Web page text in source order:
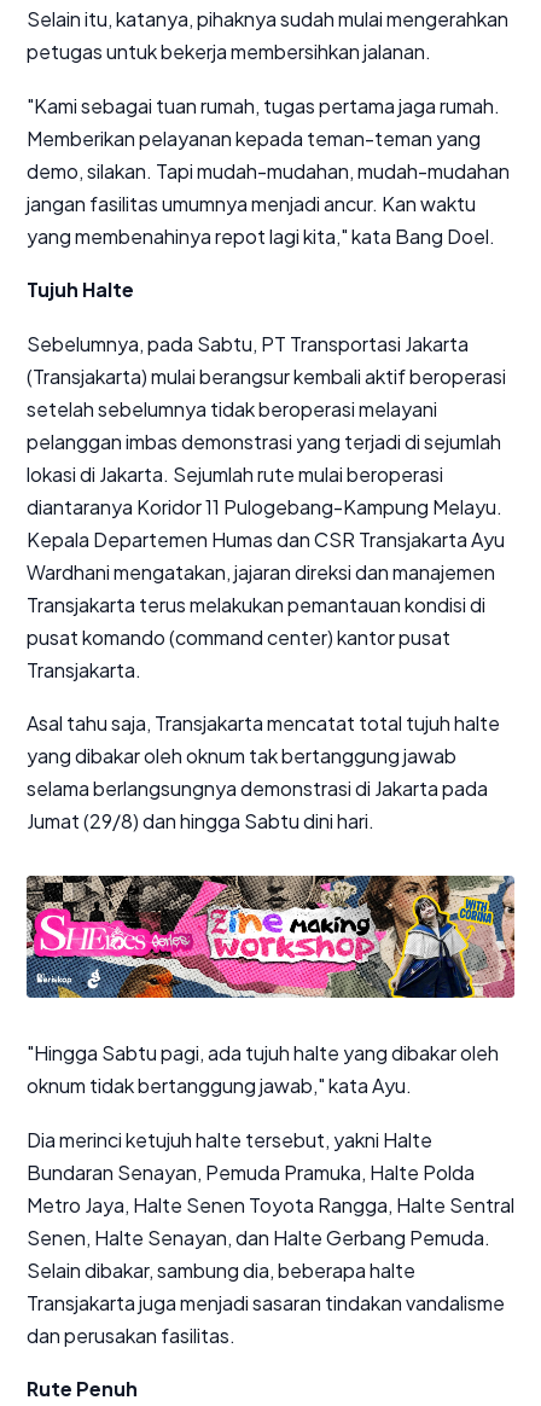
Selain itu, katanya, pihaknya sudah mulai mengerahkan
petugas untuk bekerja membersihkan jalanan.
"Kami sebagai tuan rumah, tugas pertama jaga rumah.
Memberikan pelayanan kepada teman-teman yang
demo, silakan. Tapi mudah-mudahan, mudah-mudahan
jangan fasilitas umumnya menjadi ancur. Kan waktu
yang membenahinya repot lagi kita," kata Bang Doel.
Tujuh Halte
Sebelumnya, pada Sabtu, PT Transportasi Jakarta
(Transjakarta) mulai berangsur kembali aktif beroperasi
setelah sebelumnya tidak beroperasi melayani
pelanggan imbas demonstrasi yang terjadi di sejumlah
lokasi di Jakarta. Sejumlah rute mulai beroperasi
diantaranya Koridor 11 Pulogebang-Kampung Melayu.
Kepala Departemen Humas dan CSR Transjakarta Ayu
Wardhani mengatakan, jajaran direksi dan manajemen
Transjakarta terus melakukan pemantauan kondisi di
pusat komando (command center) kantor pusat
Transjakarta.
Asal tahu saja, Transjakarta mencatat total tujuh halte
yang dibakar oleh oknum tak bertanggung jawab
selama berlangsungnya demonstrasi di Jakarta pada
Jumat (29/8) dan hingga Sabtu dini hari.
"Hingga Sabtu pagi, ada tujuh halte yang dibakar oleh
oknum tidak bertanggung jawab," kata Ayu.
Dia merinci ketujuh halte tersebut, yakni Halte
Bundaran Senayan, Pemuda Pramuka, Halte Polda
Metro Jaya, Halte Senen Toyota Rangga, Halte Sentral
Senen, Halte Senayan, dan Halte Gerbang Pemuda.
Selain dibakar, sambung dia, beberapa halte
Transjakarta juga menjadi sasaran tindakan vandalisme
dan perusakan fasilitas.
Rute Penuh